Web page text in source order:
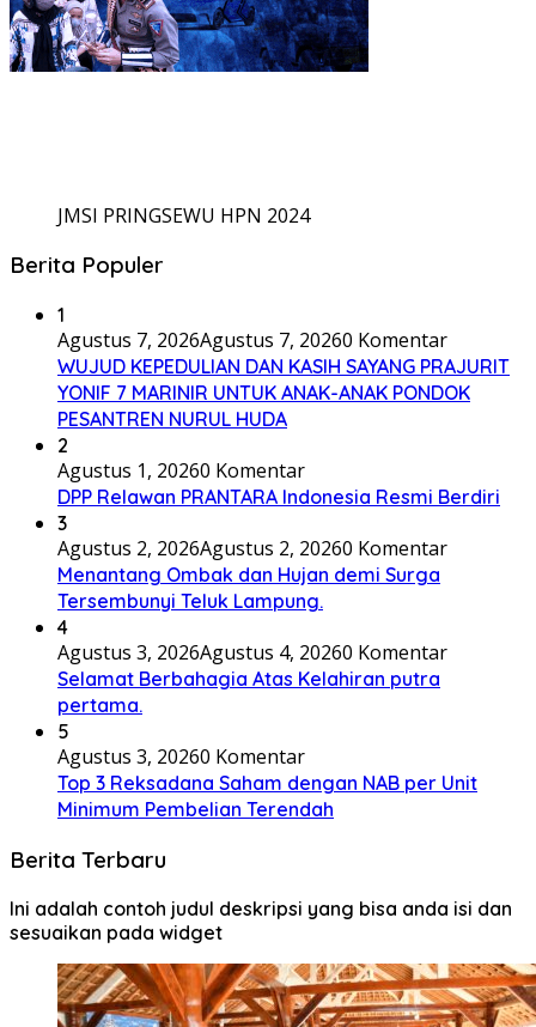
JMSI PRINGSEWU HPN 2024
Berita Populer
1
Agustus 7, 2026Agustus 7, 20260 Komentar
WUJUD KEPEDULIAN DAN KASIH SAYANG PRAJURIT
YONIF 7 MARINIR UNTUK ANAK-ANAK PONDOK
PESANTREN NURUL HUDA
2
Agustus 1, 20260 Komentar
DPP Relawan PRANTARA Indonesia Resmi Berdiri
3
Agustus 2, 2026Agustus 2, 20260 Komentar
Menantang Ombak dan Hujan demi Surga
Tersembunyi Teluk Lampung.
4
Agustus 3, 2026Agustus 4, 20260 Komentar
Selamat Berbahagia Atas Kelahiran putra
pertama.
5
Agustus 3, 20260 Komentar
Top 3 Reksadana Saham dengan NAB per Unit
Minimum Pembelian Terendah
Berita Terbaru
Ini adalah contoh judul deskripsi yang bisa anda isi dan
sesuaikan pada widget